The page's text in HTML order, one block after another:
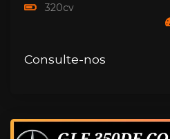
320cv
Consulte-nos